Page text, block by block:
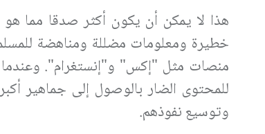
هذا لا يمكن أن يكون أكثر صدقا مما
خطيرة ومعلومات مضللة ومناهضة
منصات مثل "إكس" و"إنستغرام". وعندما
للمحتوى الضار بالوصول إلى جماهير
وتوسيع نفوذهم.